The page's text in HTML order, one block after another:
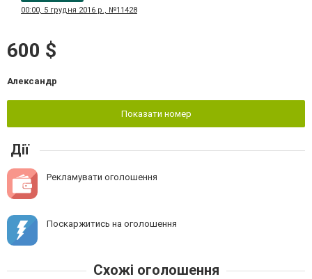
00:00, 5 грудня 2016 р., №11428
600 $
Александр
Показати номер
Дії
Рекламувати оголошення
Поскаржитись на оголошення
Схожі оголошення